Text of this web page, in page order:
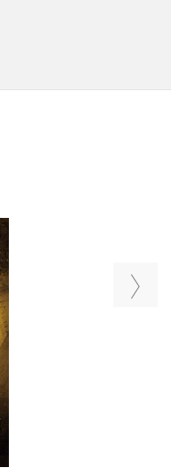
John Flanagan